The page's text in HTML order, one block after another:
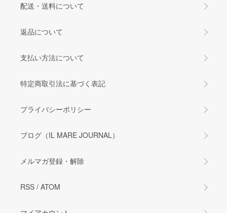
配送・送料について
返品について
支払い方法について
特定商取引法に基づく表記
プライバシーポリシー
ブログ（IL MARE JOURNAL）
メルマガ登録・解除
RSS / ATOM